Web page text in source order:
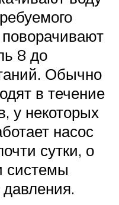
8 до
Обычно
в течение
у некоторых
насос
сутки, о
системы